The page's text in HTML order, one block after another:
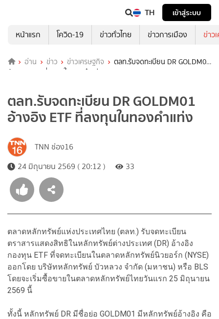
TH
เข้าสู่ระบบ
หน้าแรก
โควิด-19 ข่าวทั่วไทย ข่าวการเมือง ข่าว
อ่าน ข่าว ข่าวเศรษฐกิจ
ตลท.รับจดทะเบียน DR GOLDM01
อ้างอิง ETF ที่ลงทุนในทองคำแท่ง
ตลท.รับจดทะเบียน DR GOLDM01
อ้างอิง ETF ที่ลงทุนในทองคำแท่ง
TNN ช่อง16
24 มิถุนายน 2569 ( 20:12 )
33
ตลาดหลักทรัพย์แห่งประเทศไทย (ตลท.) รับจดทะเบียน
ตราสารแสดงสิทธิในหลักทรัพย์ต่างประเทศ (DR) อ้างอิง
กองทุน ETF ที่จดทะเบียนในตลาดหลักทรัพย์นิวยอร์ก (NYSE)
ออกโดย บริษัทหลักทรัพย์ บัวหลวง จำกัด (มหาชน) หรือ BLS
โดยจะเริ่มซื้อขายในตลาดหลักทรัพย์ไทยวันแรก 25 มิถุนายน
2569 นี้
ทั้งนี้ หลักทรัพย์ DR มีชื่อย่อ GOLDM01 มีหลักทรัพย์อ้างอิง คือ